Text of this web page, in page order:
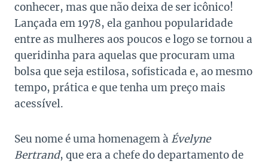
conhecer, mas que não deixa de ser icônico!
Lançada em 1978, ela ganhou popularidade
entre as mulheres aos poucos e logo se tornou a
queridinha para aquelas que procuram uma
bolsa que seja estilosa, sofisticada e, ao mesmo
tempo, prática e que tenha um preço mais
acessível.
Seu nome é uma homenagem à Évelyne
Bertrand, que era a chefe do departamento de